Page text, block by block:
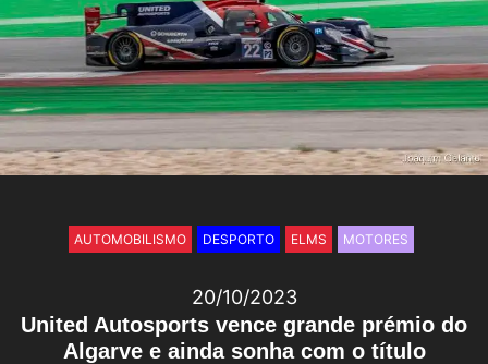
United Autosports vence grande prémio do
Algarve e ainda sonha com o título
20/10/2023
AUTOMOBILISMO DESPORTO ELMS MOTORES